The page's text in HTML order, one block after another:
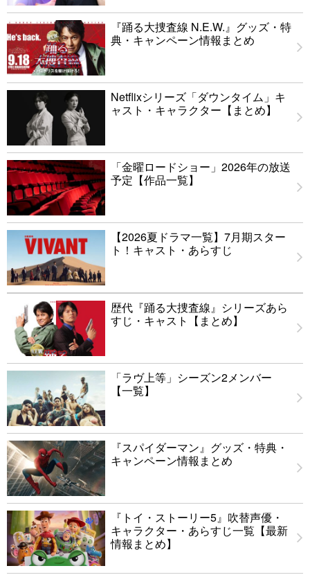
『踊る大捜査線 N.E.W.』グッズ・特
典・キャンペーン情報まとめ
Netflixシリーズ「ダウンタイム」キ
ャスト・キャラクター【まとめ】
「金曜ロードショー」2026年の放送
予定【作品一覧】
【2026夏ドラマ一覧】7月期スター
ト！キャスト・あらすじ
歴代『踊る大捜査線』シリーズあら
すじ・キャスト【まとめ】
「ラヴ上等」シーズン2メンバー
【一覧】
『スパイダーマン』グッズ・特典・
キャンペーン情報まとめ
『トイ・ストーリー5』吹替声優・
キャラクター・あらすじ一覧【最新
情報まとめ】